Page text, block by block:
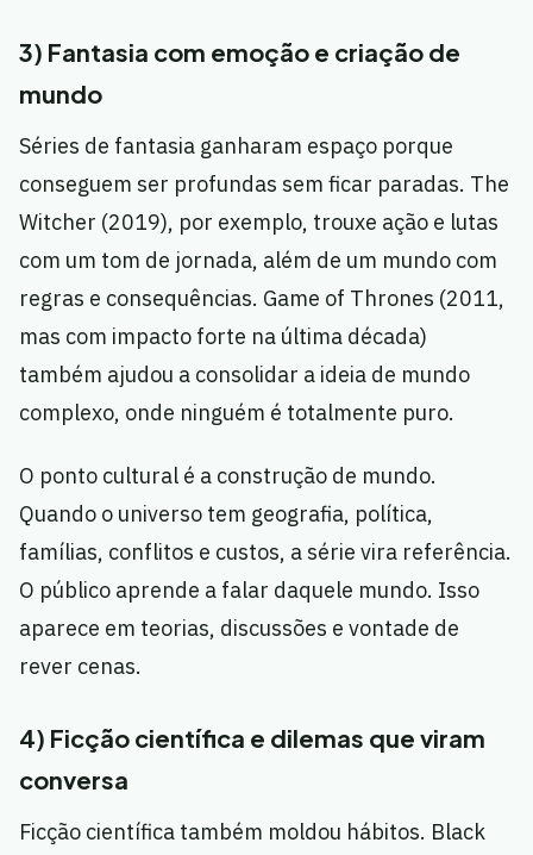
3) Fantasia com emoção e criação de
mundo
Séries de fantasia ganharam espaço porque
conseguem ser profundas sem ficar paradas. The
Witcher (2019), por exemplo, trouxe ação e lutas
com um tom de jornada, além de um mundo com
regras e consequências. Game of Thrones (2011,
mas com impacto forte na última década)
também ajudou a consolidar a ideia de mundo
complexo, onde ninguém é totalmente puro.
O ponto cultural é a construção de mundo.
Quando o universo tem geografia, política,
famílias, conflitos e custos, a série vira referência.
O público aprende a falar daquele mundo. Isso
aparece em teorias, discussões e vontade de
rever cenas.
4) Ficção científica e dilemas que viram
conversa
Ficção científica também moldou hábitos. Black